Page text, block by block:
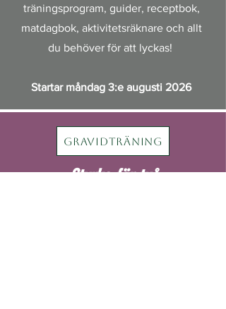
träningsprogram, guider, receptbok,
matdagbok, aktivitetsräknare och allt
du behöver för att lyckas!
Startar måndag 3:e augusti 2026
Gravidträning
Styrka för två